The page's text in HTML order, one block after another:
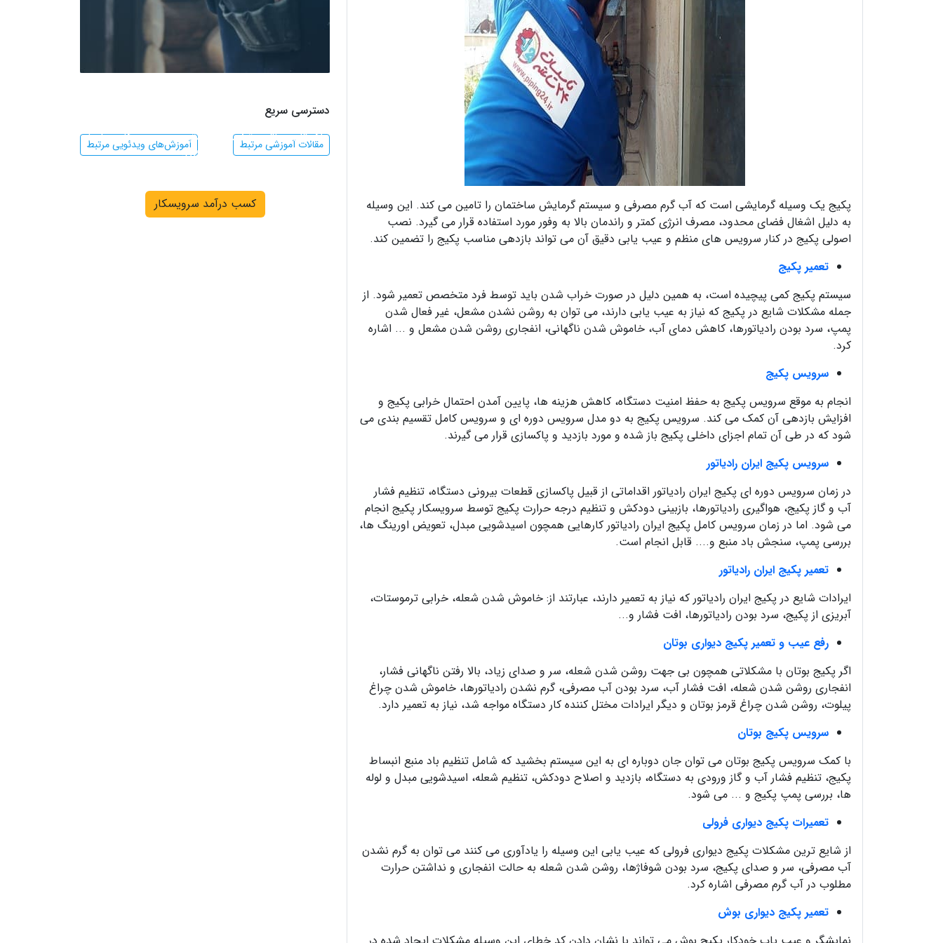
پکیج یک وسیله گرمایشی است که آب گرم مصرفی و سیستم گرمایش ساختمان را تامین می کند. این وسیله
به دلیل اشغال فضای محدود، مصرف انرژی کمتر و راندمان بالا به وفور مورد استفاده قرار می گیرد. نصب
اصولی پکیج در کنار سرویس های منظم و عیب یابی دقیق آن می تواند بازدهی مناسب پکیج را تضمین کند.
تعمیر پکیج
سیستم پکیج کمی پیچیده است، به همین دلیل در صورت خراب شدن باید توسط فرد متخصص تعمیر شود. از
جمله مشکلات شایع در پکیج که نیاز به عیب یابی دارند، می توان به روشن نشدن مشعل، غیر فعال شدن
پمپ، سرد بودن رادیاتورها، کاهش دمای آب، خاموش شدن ناگهانی، انفجاری روشن شدن مشعل و ... اشاره
کرد.
سرویس پکیج
انجام به موقع سرویس پکیج به حفظ امنیت دستگاه، کاهش هزینه ها، پایین آمدن احتمال خرابی پکیج و
افزایش بازدهی آن کمک می کند. سرویس پکیج به دو مدل سرویس دوره ای و سرویس کامل تقسیم بندی می
شود که در طی آن تمام اجزای داخلی پکیج باز شده و مورد بازدید و پاکسازی قرار می گیرند.
سرویس پکیج ایران رادیاتور
در زمان سرویس دوره ای پکیج ایران رادیاتور اقداماتی از قبیل پاکسازی قطعات بیرونی دستگاه، تنظیم فشار
آب و گاز پکیج، هواگیری رادیاتورها، بازبینی دودکش و تنظیم درجه حرارت پکیج توسط سرویسکار پکیج انجام
می شود. اما در زمان سرویس کامل پکیج ایران رادیاتور کارهایی همچون اسیدشویی مبدل، تعویض اورینگ ها،
بررسی پمپ، سنجش باد منبع و.... قابل انجام است.
تعمیر پکیج ایران رادیاتور
ایرادات شایع در پکیج ایران رادیاتور که نیاز به تعمیر دارند، عبارتند از: خاموش شدن شعله، خرابی ترموستات،
آبریزی از پکیج، سرد بودن رادیاتورها، افت فشار و...
رفع عیب و تعمیر پکیج دیواری بوتان
اگر پکیج بوتان با مشکلاتی همچون بی جهت روشن شدن شعله، سر و صدای زیاد، بالا رفتن ناگهانی فشار،
انفجاری روشن شدن شعله، افت فشار آب، سرد بودن آب مصرفی، گرم نشدن رادیاتورها، خاموش شدن چراغ
پیلوت، روشن شدن چراغ قرمز بوتان و دیگر ایرادات مختل کننده کار دستگاه مواجه شد، نیاز به تعمیر دارد.
سرویس پکیج بوتان
با کمک سرویس پکیج بوتان می توان جان دوباره ای به این سیستم بخشید که شامل تنظیم باد منبع انبساط
پکیج، تنظیم فشار آب و گاز ورودی به دستگاه، بازدید و اصلاح دودکش، تنظیم شعله، اسیدشویی مبدل و لوله
ها، بررسی پمپ پکیج و ... می شود.
تعمیرات پکیج دیواری فرولی
از شایع ترین مشکلات پکیج دیواری فرولی که عیب یابی این وسیله را یادآوری می کنند می توان به گرم نشدن
آب مصرفی، سر و صدای پکیج، سرد بودن شوفاژها، روشن شدن شعله به حالت انفجاری و نداشتن حرارت
مطلوب در آب گرم مصرفی اشاره کرد.
تعمیر پکیج دیواری بوش
اگر تاسیساتی متخصص هستید، جهت همکاری با ما
کلیک کنید
کسب درآمد سرویسکار
دسترسی سریع
مقالات آموزشی مرتبط آموزش‌های ویدئویی مرتبط